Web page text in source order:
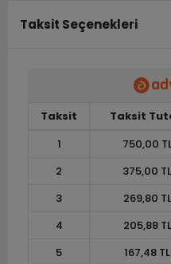
Taksit Seçenekleri
Taksit Taksit
1
750,00
2
375,00 TL
3
269,80 TL
4
205,88 TL
5
167,48 TL